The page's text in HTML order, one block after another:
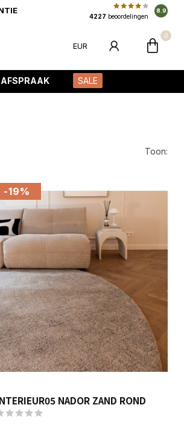
4227 beoordelingen
8.9
EUR
0
SALE
Toon:
-19%
NADOR ZAND ROND